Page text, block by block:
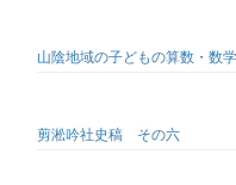
山陰地域の子どもの算数・数
剪淞吟社史稿 その六